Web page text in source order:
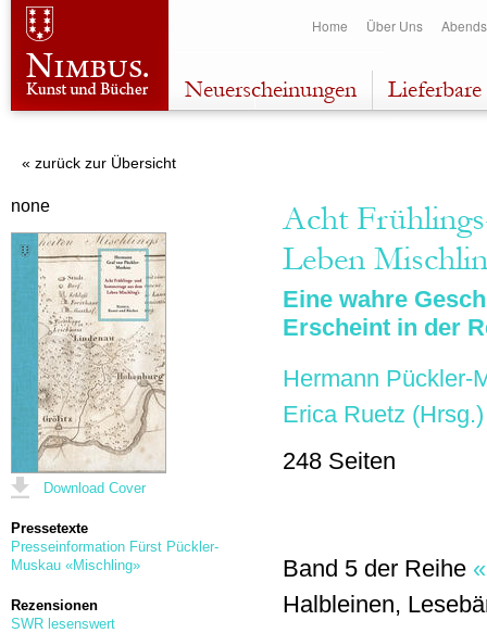
Home Über Uns
Neuerscheinungen
none
Download Cover
Pressetexte
Presseinformation Fürst Pückler-
Muskau «Mischling»
Rezensionen
SWR lesenswert
« zurück zur Übersicht
Acht
Leben
Eine wahre
Erscheint in der
Hermann Pückler-
Erica Ruetz (Hrsg.)
248 Seiten
Band 5 der Reihe
Halbleinen,